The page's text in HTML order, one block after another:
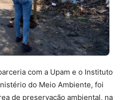
com a Upam e o Instituto
do Meio Ambiente, foi
de preservação ambiental, na